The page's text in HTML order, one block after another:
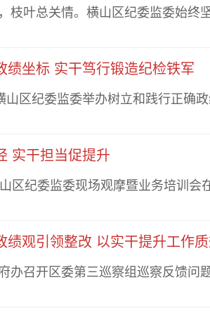
叶总关情。横山区纪委监委始终
绩坐标 实干笃行锻造纪检铁军
纪委监委举办树立和践行正确政
实干担当促提升
纪委监委现场观摩暨业务培训会
绩观引领整改 以实干提升工作
召开区委第三巡察组巡察反馈问